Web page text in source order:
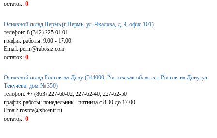
остаток: 0
Основной склад Пермь (г.Пермь, ул. Чкалова, д. 9, офис 101)
телефон: 8 (342) 225 01 01
график работы: 9:00 - 17:00
Email: perm@rabosiz.com
остаток: 0
Основной склад Ростов-на-Дону (344000, Ростовская область, г.Ростов-на-Дону, ул.
Текучева, дом № 350)
телефон: +7 (863) 227-60-02, 227-62-40, 227-62-50
график работы: понедельник - пятница с 8.00 до 17.00
Email: rostov@sbcentr.ru
остаток: 0